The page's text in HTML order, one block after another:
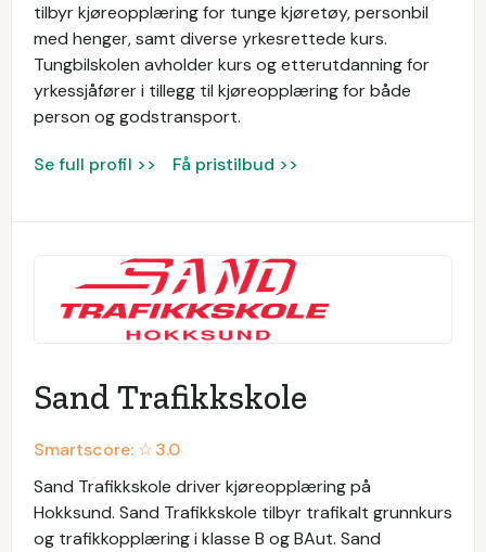
tilbyr kjøreopplæring for tunge kjøretøy, personbil
med henger, samt diverse yrkesrettede kurs.
Tungbilskolen avholder kurs og etterutdanning for
yrkessjåfører i tillegg til kjøreopplæring for både
person og godstransport.
Se full profil >> Få pristilbud >>
Sand Trafikkskole
Smartscore: ☆3.0
Sand Trafikkskole driver kjøreopplæring på
Hokksund. Sand Trafikkskole tilbyr trafikalt grunnkurs
og trafikkopplæring i klasse B og BAut. Sand